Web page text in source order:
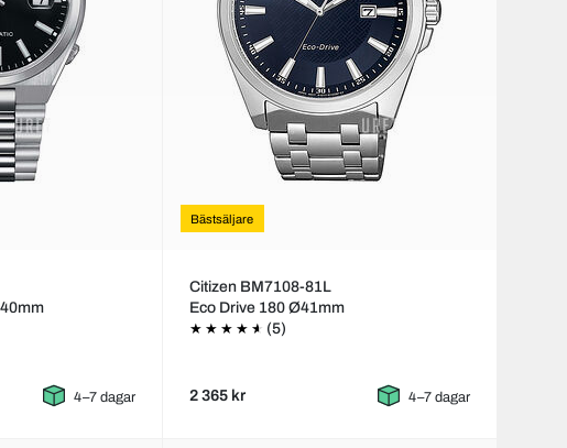
4–7 dagar
Bästsäljare
Citizen BM7108-81L
Eco Drive 180 Ø41mm
(5)
2 365 kr 4–7 dagar